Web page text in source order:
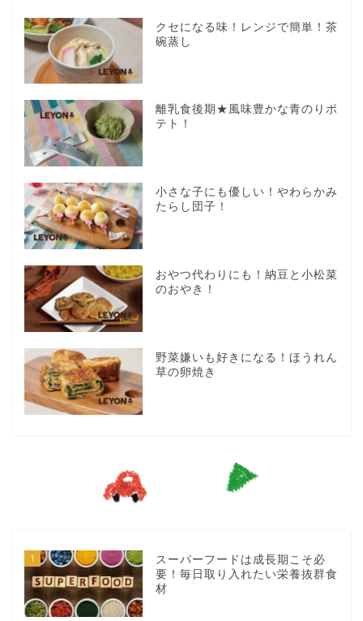
クセになる味！レンジで簡単！茶
碗蒸し
離乳食後期★風味豊かな青のりポ
テト！
小さな子にも優しい！やわらかみ
たらし団子！
おやつ代わりにも！納豆と小松菜
のおやき！
野菜嫌いも好きになる！ほうれん
草の卵焼き
1
スーパーフードは成長期こそ必
要！毎日取り入れたい栄養抜群食
材